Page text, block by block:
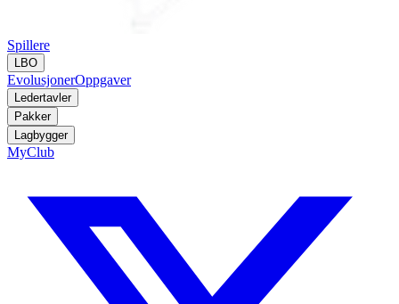
Spillere
LBO
EvolusjonerOppgaver
Ledertavler
Pakker
Lagbygger
MyClub